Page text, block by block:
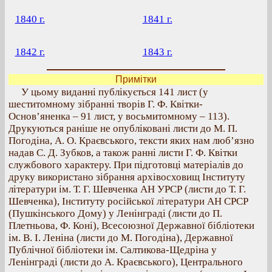
1840 г. 1841 г.
1842 г. 1843 г.
Примітки
У цьому виданні публікується 141 лист (у
шеститомному зібранні творів Г. Ф. Квітки-
Основ’яненка – 91 лист, у восьмитомному – 113).
Друкуються раніше не опубліковані листи до М. П.
Погодіна, А. О. Краєвського, тексти яких нам люб’язно
надав С. Д. Зубков, а також ранні листи Г. Ф. Квітки
службового характеру. При підготовці матеріалів до
друку використано зібрання архівосховищ Інституту
літератури ім. Т. Г. Шевченка АН УРСР (листи до Т. Г.
Шевченка), Інституту російської літератури АН СРСР
(Пушкінського Дому) у Ленінграді (листи до П.
Плетньова, Ф. Коні), Всесоюзної Державної бібліотеки
ім. В. І. Леніна (листи до М. Погодіна), Державної
Публічної бібліотеки ім. Салтикова-Щедріна у
Ленінграді (листи до А. Краєвського), Центрального